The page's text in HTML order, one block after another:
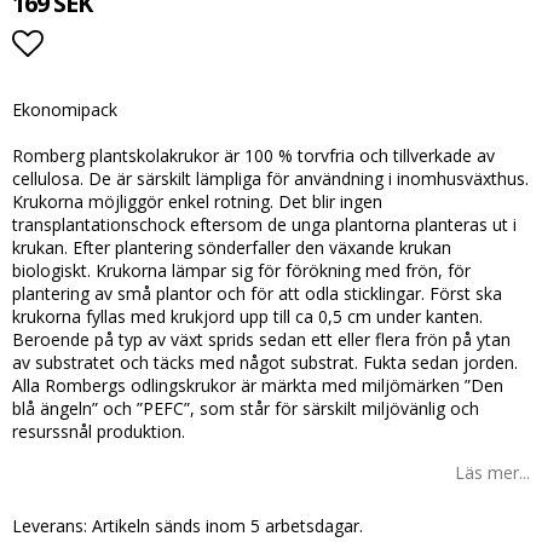
Ekonomipack
Romberg plantskolakrukor är 100 % torvfria och tillverkade av
cellulosa. De är särskilt lämpliga för användning i inomhusväxthus.
Krukorna möjliggör enkel rotning. Det blir ingen
transplantationschock eftersom de unga plantorna planteras ut i
krukan. Efter plantering sönderfaller den växande krukan
biologiskt. Krukorna lämpar sig för förökning med frön, för
plantering av små plantor och för att odla sticklingar. Först ska
krukorna fyllas med krukjord upp till ca 0,5 cm under kanten.
Beroende på typ av växt sprids sedan ett eller flera frön på ytan
av substratet och täcks med något substrat. Fukta sedan jorden.
Alla Rombergs odlingskrukor är märkta med miljömärken ”Den
blå ängeln” och ”PEFC”, som står för särskilt miljövänlig och
resurssnål produktion.
Läs mer...
Leverans: Artikeln sänds inom 5 arbetsdagar.